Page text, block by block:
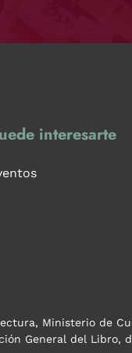
interesarte
Ministerio de
General del Libro,